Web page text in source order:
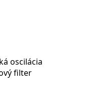
oscilácia
filter